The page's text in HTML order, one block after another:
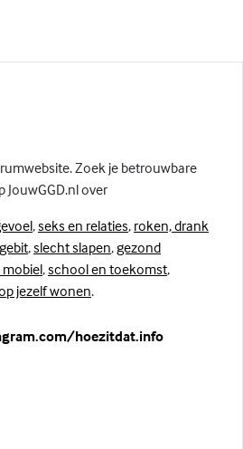
Zoek je betrouwbare
JouwGGD.nl over
,seks en relaties, roken, drank
,slecht slapen, gezond
,school en toekomst,
jezelf wonen.
hoezitdat.info